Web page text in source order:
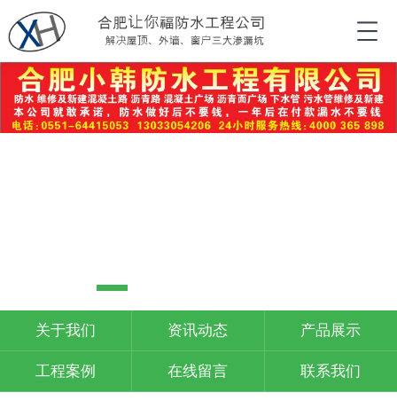
关于我们 资讯动态 产品展示
工程案例 在线留言 联系我们